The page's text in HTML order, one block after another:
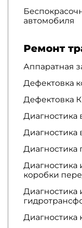
автомобиля
Ремонт
Аппаратная
Дефектовка
Дефектовка
Диагностика
Диагностика
Диагностика
Диагностика
коробки
Диагностика